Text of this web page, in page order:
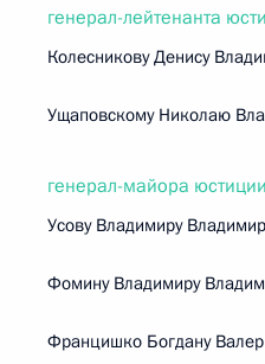
генерал-лейтенанта
Колесникову Денису
Ущаповскому Николаю
генерал-майора юстиции
Усову Владимиру
Фомину Владимиру
Францишко Богдану